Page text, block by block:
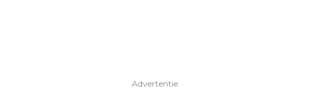
Advertentie